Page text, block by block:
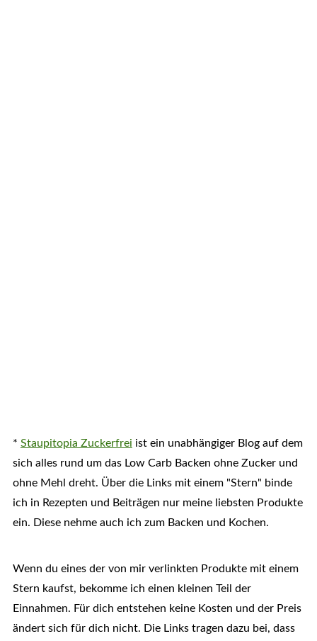
* Staupitopia Zuckerfrei ist ein unabhängiger Blog auf dem
sich alles rund um das Low Carb Backen ohne Zucker und
ohne Mehl dreht. Über die Links mit einem "Stern" binde
ich in Rezepten und Beiträgen nur meine liebsten Produkte
ein. Diese nehme auch ich zum Backen und Kochen.
Wenn du eines der von mir verlinkten Produkte mit einem
Stern kaufst, bekomme ich einen kleinen Teil der
Einnahmen. Für dich entstehen keine Kosten und der Preis
ändert sich für dich nicht. Die Links tragen dazu bei, dass